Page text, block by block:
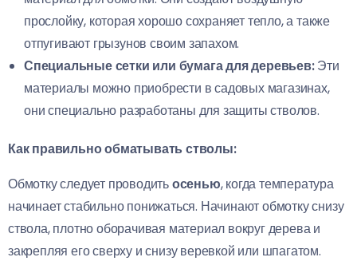
прослойку, которая хорошо сохраняет тепло, а также
отпугивают грызунов своим запахом.
Специальные сетки или бумага для деревьев:Эти
материалы можно приобрести в садовых магазинах,
они специально разработаны для защиты стволов.
Как правильно обматывать стволы:
Обмотку следует проводитьосенью, когда температура
начинает стабильно понижаться. Начинают обмотку снизу
ствола, плотно оборачивая материал вокруг дерева и
закрепляя его сверху и снизу веревкой или шпагатом.